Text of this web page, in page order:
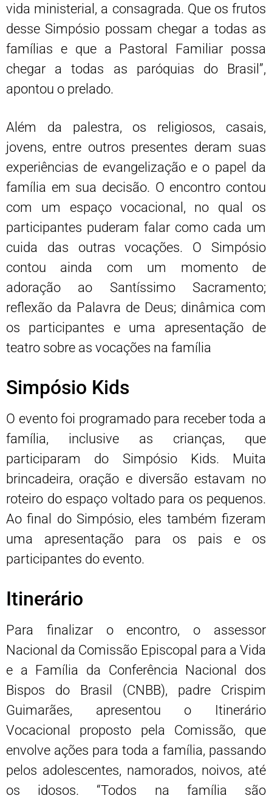
vida ministerial, a consagrada. Que os frutos
desse Simpósio possam chegar a todas as
famílias e que a Pastoral Familiar possa
chegar a todas as paróquias do Brasil”,
apontou o prelado.
Além da palestra, os religiosos, casais,
jovens, entre outros presentes deram suas
experiências de evangelização e o papel da
família em sua decisão. O encontro contou
com um espaço vocacional, no qual os
participantes puderam falar como cada um
cuida das outras vocações. O Simpósio
contou ainda com um momento de
adoração ao Santíssimo Sacramento;
reflexão da Palavra de Deus; dinâmica com
os participantes e uma apresentação de
teatro sobre as vocações na família
Simpósio Kids
O evento foi programado para receber toda a
família, inclusive as crianças, que
participaram do Simpósio Kids. Muita
brincadeira, oração e diversão estavam no
roteiro do espaço voltado para os pequenos.
Ao final do Simpósio, eles também fizeram
uma apresentação para os pais e os
participantes do evento.
Itinerário
Para finalizar o encontro, o assessor
Nacional da Comissão Episcopal para a Vida
e a Família da Conferência Nacional dos
Bispos do Brasil (CNBB), padre Crispim
Guimarães, apresentou o Itinerário
Vocacional proposto pela Comissão, que
envolve ações para toda a família, passando
pelos adolescentes, namorados, noivos, até
os idosos. “Todos na família são